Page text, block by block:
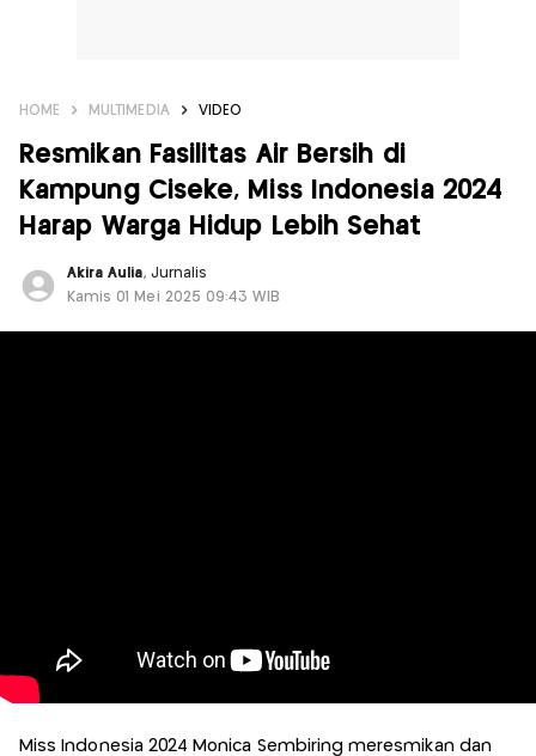
HOME MULTIMEDIA VIDEO
Resmikan Fasilitas Air Bersih di
Kampung Ciseke, Miss Indonesia 2024
Harap Warga Hidup Lebih Sehat
Akira Aulia, Jurnalis
Kamis 01 Mei 2025 09:43 WIB
Miss Indonesia 2024 Monica Sembiring meresmikan dan